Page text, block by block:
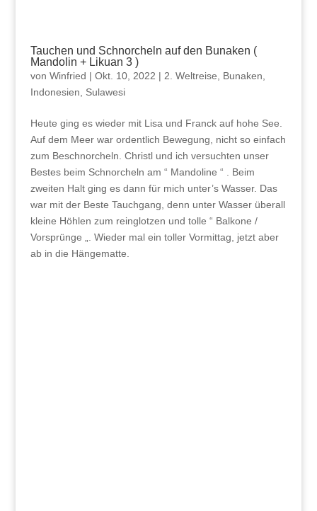
Tauchen und Schnorcheln auf den Bunaken (
Mandolin + Likuan 3 )
von Winfried | Okt. 10, 2022 | 2. Weltreise Bunaken
Indonesien
Sulawesi
Heute ging es wieder mit Lisa und Franck auf hohe See.
Auf dem Meer war ordentlich Bewegung, nicht so einfach
zum Beschnorcheln. Christl und ich versuchten unser
Bestes beim Schnorcheln am “ Mandoline “ . Beim
zweiten Halt ging es dann für mich unter’s Wasser. Das
war mit der Beste Tauchgang, denn unter Wasser überall
kleine Höhlen zum reinglotzen und tolle “ Balkone /
Vorsprünge „. Wieder mal ein toller Vormittag, jetzt aber
ab in die Hängematte.